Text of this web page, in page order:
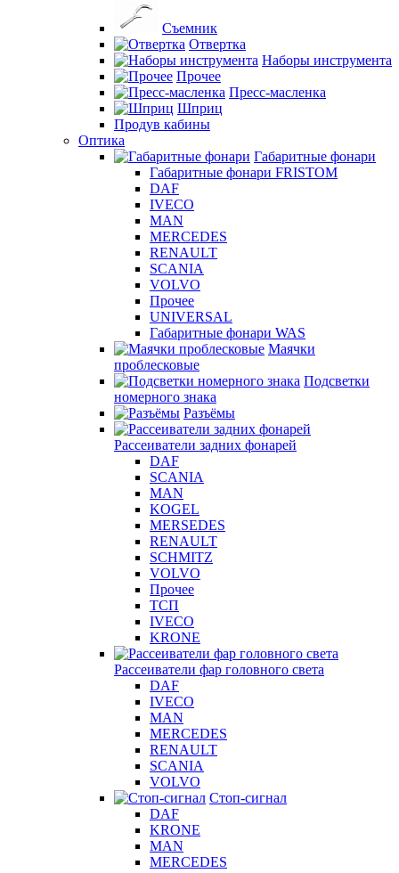
Съемник
Отвертка
Наборы инструмента
Прочее
Пресс-масленка
Шприц
Продув кабины
Оптика
Габаритные фонари
Габаритные фонари FRISTOM
DAF
IVECO
MAN
MERCEDES
RENAULT
SCANIA
VOLVO
Прочее
UNIVERSAL
Габаритные фонари WAS
Маячки
проблесковые
Подсветки
номерного знака
Разъёмы
Рассеиватели задних фонарей
DAF
SCANIA
MAN
KOGEL
MERSEDES
RENAULT
SCHMITZ
VOLVO
Прочее
ТСП
IVECO
KRONE
Рассеиватели фар головного света
DAF
IVECO
MAN
MERCEDES
RENAULT
SCANIA
VOLVO
Стоп-сигнал
DAF
KRONE
MAN
MERCEDES